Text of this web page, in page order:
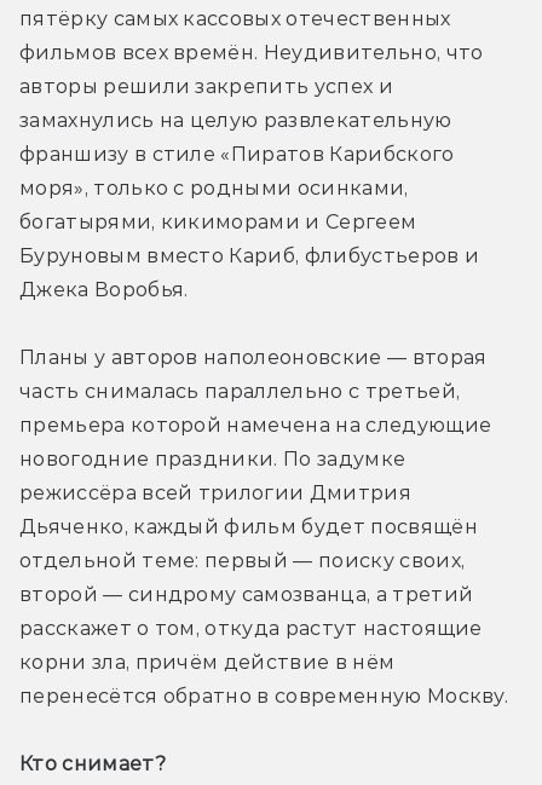
пятёрку самых кассовых отечественных
фильмов всех времён. Неудивительно, что
авторы решили закрепить успех и
замахнулись на целую развлекательную
франшизу в стиле «Пиратов Карибского
моря», только с родными осинками,
богатырями, кикиморами и Сергеем
Буруновым вместо Кариб, флибустьеров и
Джека Воробья.
Планы у авторов наполеоновские — вторая
часть снималась параллельно с третьей,
премьера которой намечена на следующие
новогодние праздники. По задумке
режиссёра всей трилогии Дмитрия
Дьяченко, каждый фильм будет посвящён
отдельной теме: первый — поиску своих,
второй — синдрому самозванца, а третий
расскажет о том, откуда растут настоящие
корни зла, причём действие в нём
перенесётся обратно в современную Москву.
Кто снимает?